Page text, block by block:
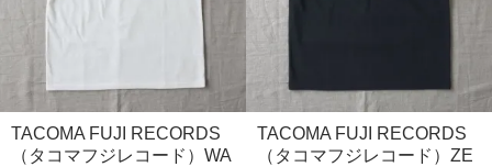
TACOMA FUJI RECORDS
（タコマフジレコード）WA
TACOMA FUJI RECORDS
（タコマフジレコード）ZE